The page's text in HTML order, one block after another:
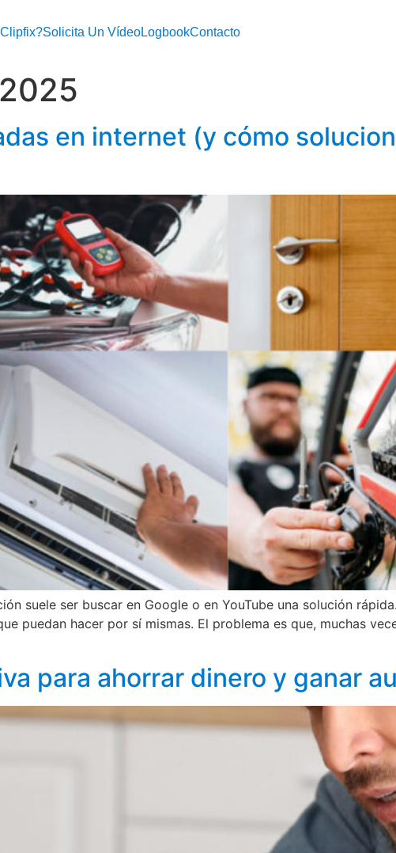
Solicita Un VídeoLogbookContacto
en internet (y cómo
suele ser buscar en Google o en YouTube una solución
puedan hacer por sí mismas. El problema es que, muchas
para ahorrar dinero y ganar